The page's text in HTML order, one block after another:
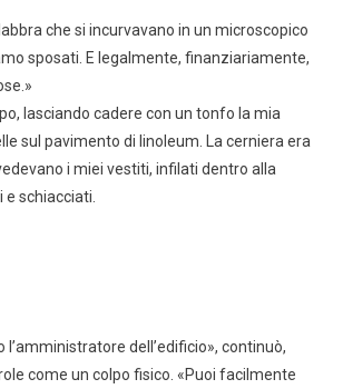
che si incurvavano in un microscopico
sposati. E legalmente, finanziariamente,
lasciando cadere con un tonfo la mia
sul pavimento di linoleum. La cerniera era
i miei vestiti, infilati dentro alla
schiacciati.
l’amministratore dell’edificio», continuò,
come un colpo fisico. «Puoi facilmente